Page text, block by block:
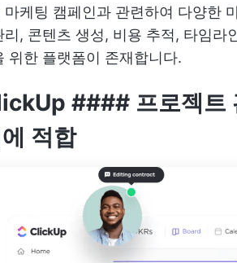
마케팅 캠페인과 관련하여 다양한
리, 콘텐츠 생성, 비용 추적, 타임라
위한 플랫폼이 존재합니다.
#### 프로젝트
적합